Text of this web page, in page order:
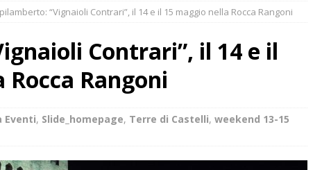
“Vignaioli Contrari”, il 14 e il 15 maggio nella Rocca Rangoni
Contrari”, il 14 e il
Rangoni
Eventi, Slide_homepage, Terre di Castelli, weekend 13-15